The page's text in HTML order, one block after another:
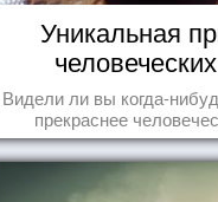
Уникальная
Видели ли вы когда-
прекраснее